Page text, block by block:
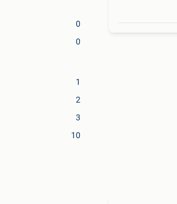
0
0
1
2
3
10